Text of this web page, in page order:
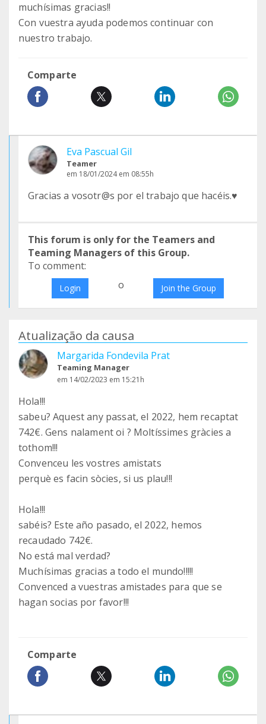
muchísimas gracias!!
Con vuestra ayuda podemos continuar con
nuestro trabajo.
Comparte
Eva Pascual Gil
Teamer
em 18/01/2024 em 08:55h
Gracias a vosotr@s por el trabajo que hacéis.♥️
This forum is only for the Teamers and
Teaming Managers of this Group.
To comment:
Login o Join the Group
Atualização da causa
Margarida Fondevila Prat
Teaming Manager
em 14/02/2023 em 15:21h
Hola!!!
sabeu? Aquest any passat, el 2022, hem recaptat
742€. Gens nalament oi ? Moltíssimes gràcies a
tothom!!!
Convenceu les vostres amistats
perquè es facin sòcies, si us plau!!!
Hola!!!
sabéis? Este año pasado, el 2022, hemos
recaudado 742€.
No está mal verdad?
Muchísimas gracias a todo el mundo!!!!!
Convenced a vuestras amistades para que se
hagan socias por favor!!!
Comparte